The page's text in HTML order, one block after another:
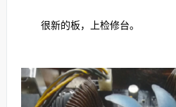
很新的板，上检修台。